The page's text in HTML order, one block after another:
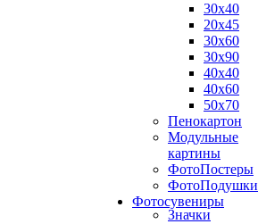
30х40
20х45
30х60
30х90
40х40
40х60
50х70
Пенокартон
Модульные
картины
ФотоПостеры
ФотоПодушки
Фотоcувениры
Значки